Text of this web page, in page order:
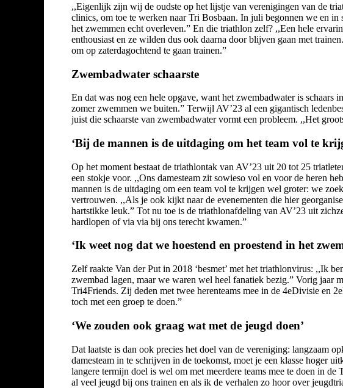
,,Eigenlijk zijn wij de oudste op het lijstje van verenigingen van de
clinics, om toe te werken naar Tri Bosbaan. In juli begonnen we en in
het zwemmen echt overleven.” En die triathlon zelf? ,,Een hele
enthousiast en ze wilden dus ook daarna door blijven gaan met
om op zaterdagochtend te gaan trainen.”
Zwembadwater schaarste
En dat was nog een hele opgave, want het zwembadwater is
zomer zwemmen we buiten.” Terwijl AV’23 al een gigantisch
juist die schaarste van zwembadwater vormt een probleem. ,,Het
‘Bij de mannen is de uitdaging om het team vol te
Op het moment bestaat de triathlontak van AV’23 uit 20 tot 25
een stokje voor. ,,Ons damesteam zit sowieso vol en voor de heren
mannen is de uitdaging om een team vol te krijgen wel groter: we
vertrouwen. ,,Als je ook kijkt naar de evenementen die hier
hartstikke leuk.” Tot nu toe is de triathlonafdeling van AV’23 uit
hardlopen of via via bij ons terecht kwamen.”
‘Ik weet nog dat we hoestend en proestend in het
Zelf raakte Van der Put in 2018 ‘besmet’ met het triathlonvirus: ,,Ik
zwembad lagen, maar we waren wel heel fanatiek bezig.” Vorig jaar
Tri4Friends. Zij deden met twee herenteams mee in de 4eDivisie en
toch met een groep te doen.”
‘We zouden ook graag wat met de jeugd doen’
Dat laatste is dan ook precies het doel van de vereniging: langzaam
damesteam in te schrijven in de toekomst, moet je een klasse hoger
langere termijn doel is wel om met meerdere teams mee te doen in
al veel jeugd bij ons trainen en als ik de verhalen zo hoor over